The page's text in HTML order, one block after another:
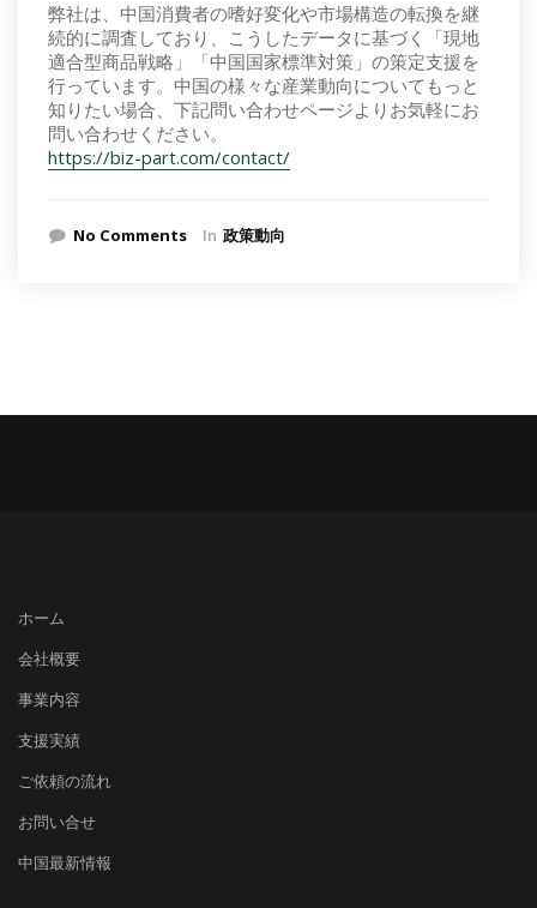
弊社は、中国消費者の嗜好変化や市場構造の転換を継
続的に調査しており、こうしたデータに基づく「現地
適合型商品戦略」「中国国家標準対策」の策定支援を
行っています。中国の様々な産業動向についてもっと
知りたい場合、下記問い合わせページよりお気軽にお
問い合わせください。
https://biz-part.com/contact/
No Comments In 政策動向
ホーム
会社概要
事業内容
支援実績
ご依頼の流れ
お問い合せ
中国最新情報